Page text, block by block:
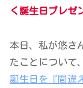
く誕生日プレゼ
本日、私が悠さ
たことについて
誕生日を『間違